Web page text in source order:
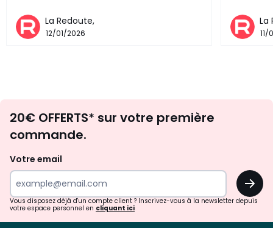
La Redoute,
12/01/2026
La
11/
d'inspirations
surprises?
20€ OFFERTS* sur votre première
commande.
Votre email
OK
Vous disposez déjà d'un compte client ? Inscrivez-vous à la newsletter depuis
votre espace personnel en cliquant ici